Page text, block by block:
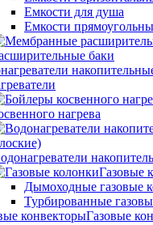
Емкости для душа
Емкости
баки
нагрева
Газовые
Дымоходные газовые
Турбированные
Газовые